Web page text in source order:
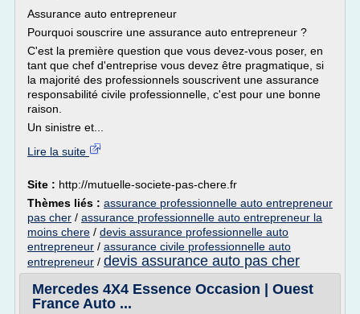
Assurance auto entrepreneur
Pourquoi souscrire une assurance auto entrepreneur ?
C'est la première question que vous devez-vous poser, en
tant que chef d'entreprise vous devez être pragmatique, si
la majorité des professionnels souscrivent une assurance
responsabilité civile professionnelle, c'est pour une bonne
raison.
Un sinistre et...
Lire la suite
Site : http://mutuelle-societe-pas-chere.fr
Thèmes liés : assurance professionnelle auto entrepreneur
pas cher / assurance professionnelle auto entrepreneur la
moins chere / devis assurance professionnelle auto
entrepreneur / assurance civile professionnelle auto
entrepreneur / devis assurance auto pas cher
Mercedes 4X4 Essence Occasion | Ouest
France Auto ...